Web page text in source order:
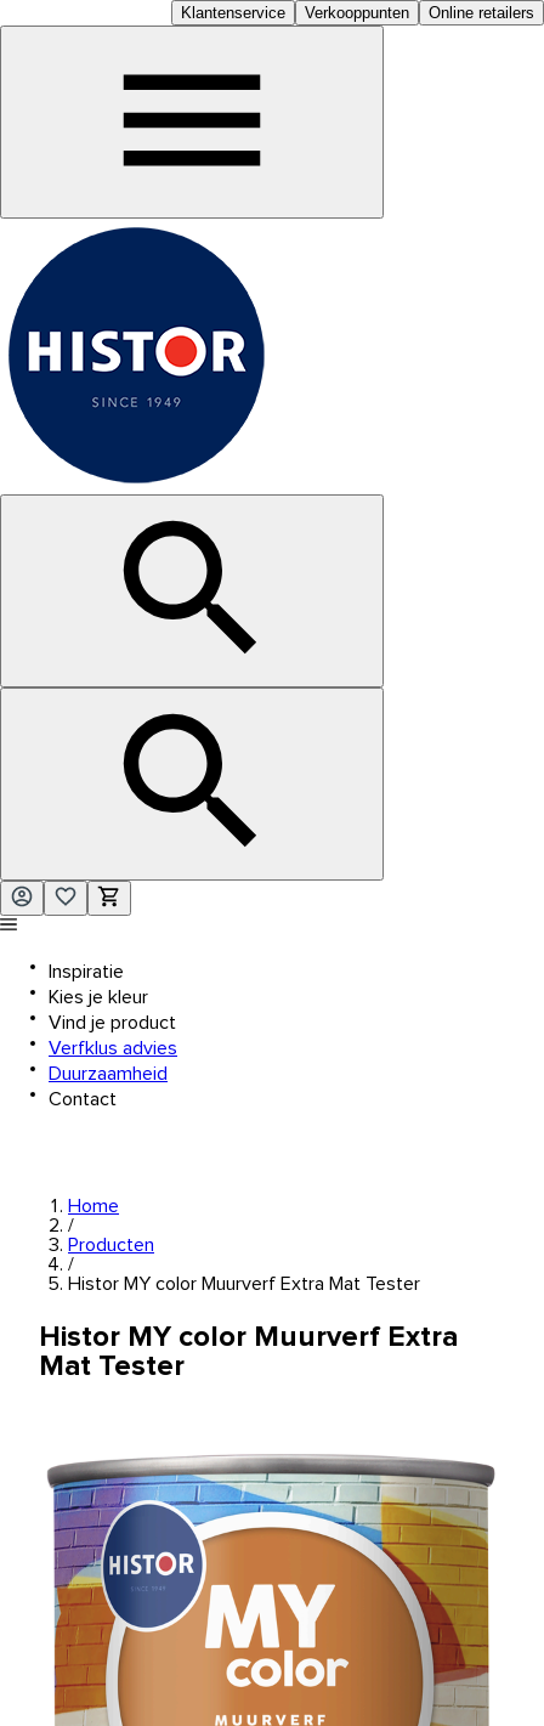
Klantenservice Verkooppunten Online retailers
Inspiratie
Kies je kleur
Vind je product
Verfklus advies
Duurzaamheid
Contact
Home
/
Producten
/
Histor MY color Muurverf Extra Mat Tester
Histor MY color Muurverf Extra
Mat Tester